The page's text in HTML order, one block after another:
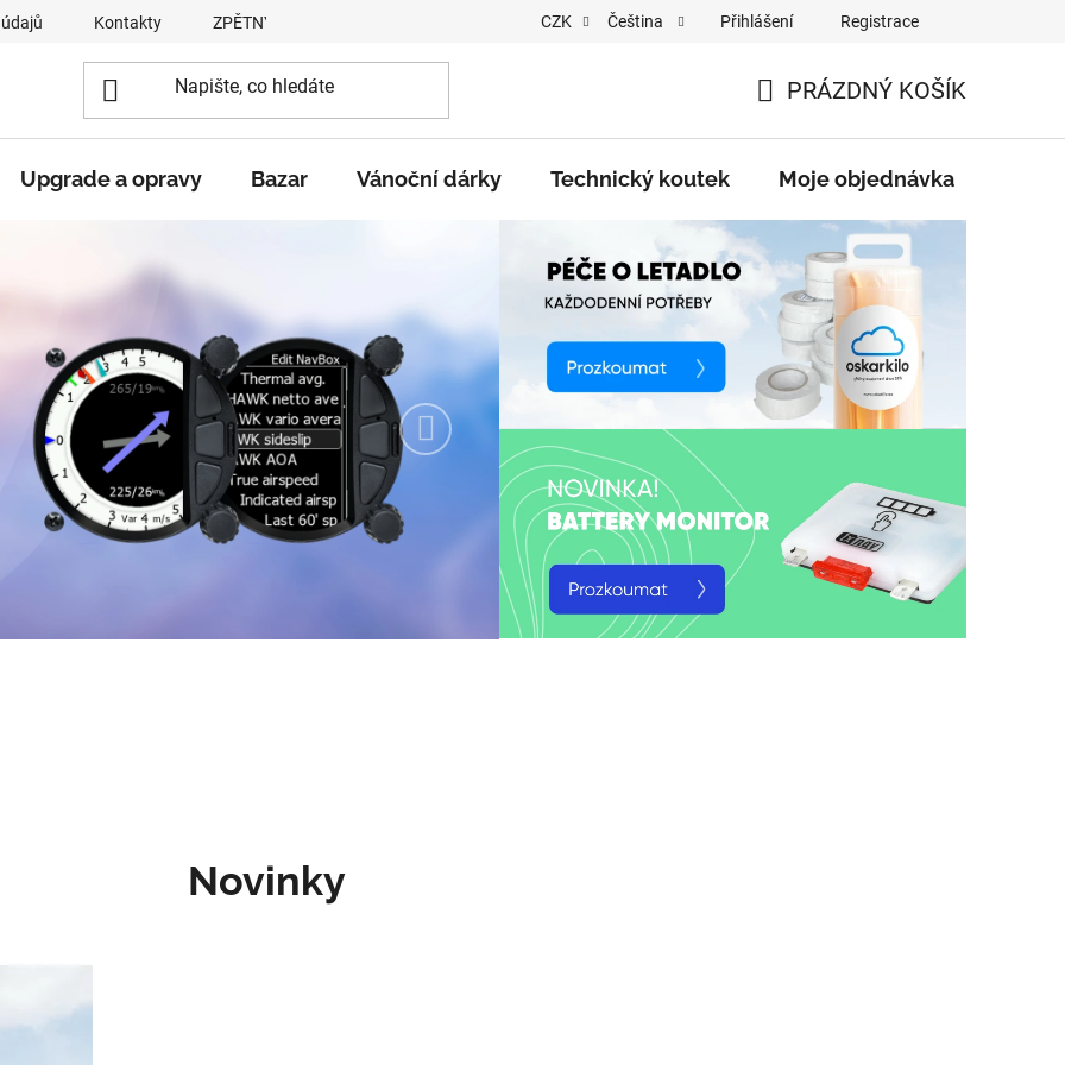
Kontakty ZPĚTNÝ ODBĚR VYSLOUŽILÝCH ELEKTROZAŘÍZENÍ / BATERIÍ
CZK Čeština Přihlášení Registrace
KOŠÍK
PRÁZDNÝ KOŠÍK
Upgrade a opravy Bazar Vánoční dárky Technický koutek Moje objednávka
Následující
Novinky